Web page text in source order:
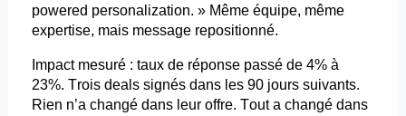
powered personalization. » Même équipe, même
expertise, mais message repositionné.
Impact mesuré : taux de réponse passé de 4% à
23%. Trois deals signés dans les 90 jours suivants.
Rien n’a changé dans leur offre. Tout a changé dans